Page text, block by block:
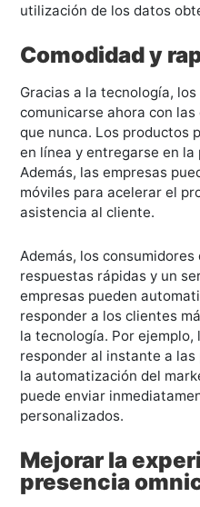
utilización de los datos
Comodidad y
Gracias a la tecnología,
comunicarse ahora con
que nunca. Los productos
en línea y entregarse en
Además, las empresas
móviles para acelerar el
asistencia al cliente.
Además, los
respuestas rápidas y un
empresas pueden
responder a los clientes
la tecnología. Por
responder al instante a
la automatización del
puede enviar
personalizados.
Mejorar la
presencia